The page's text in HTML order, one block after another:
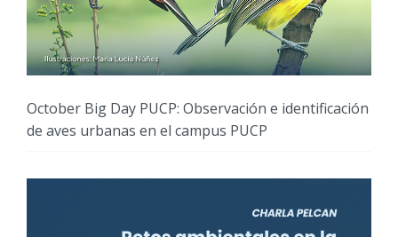
October Big Day PUCP: Observación e identificación
de aves urbanas en el campus PUCP